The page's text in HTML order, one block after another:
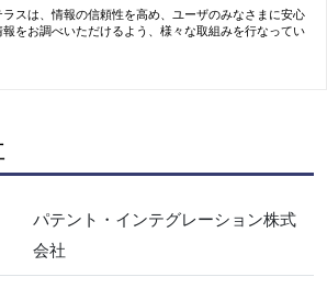
ラスは、情報の信頼性を高め、ユーザのみなさまに安心
報をお調べいただけるよう、様々な取組みを行なってい
パテント・インテグレーション株式
会社